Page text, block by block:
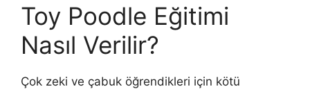
Toy Poodle Eğitimi
Nasıl Verilir?
Çok zeki ve çabuk öğrendikleri için kötü